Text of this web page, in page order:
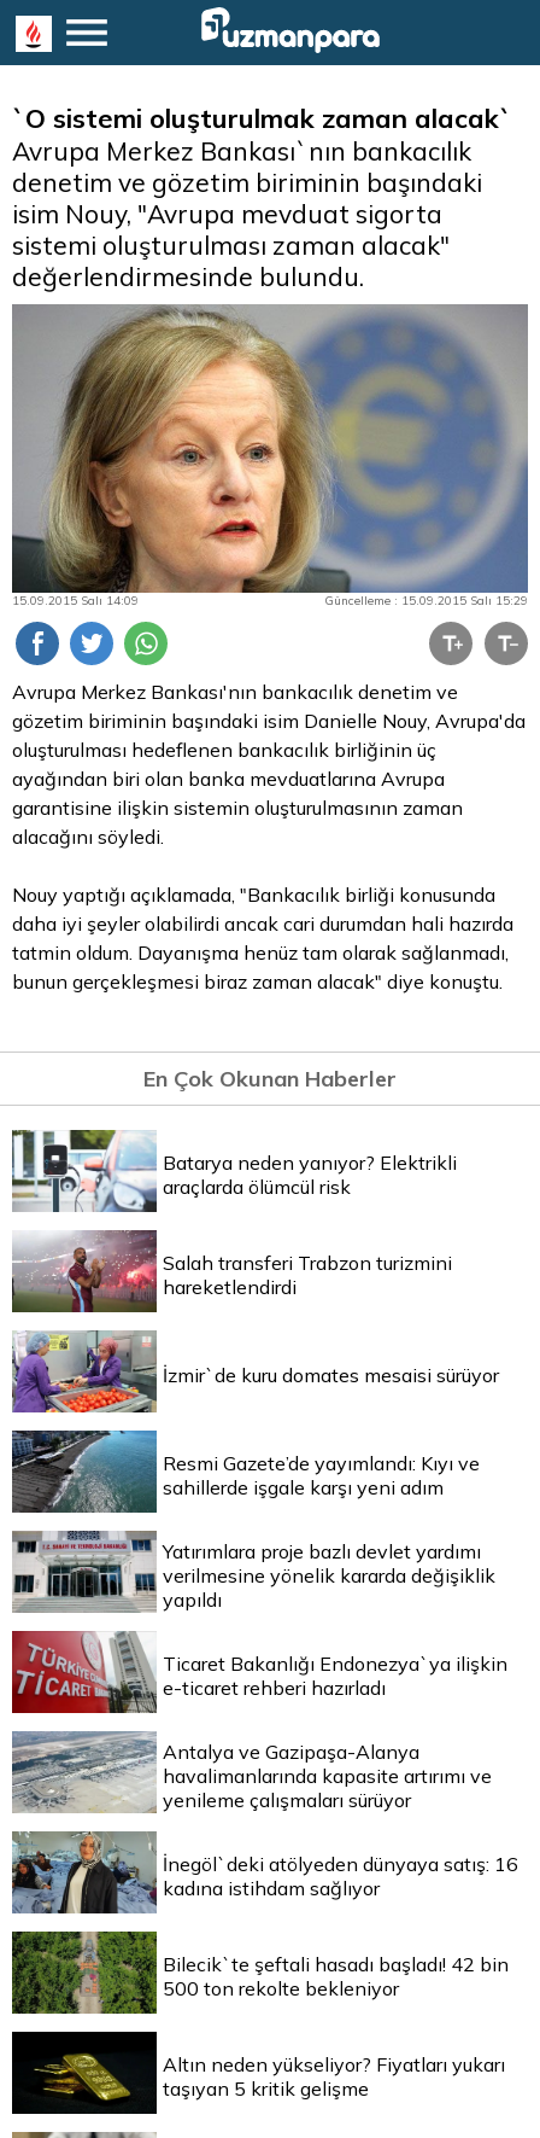
`O sistemi oluşturulmak zaman alacak`
Avrupa Merkez Bankası`nın bankacılık
denetim ve gözetim biriminin başındaki
isim Nouy, "Avrupa mevduat sigorta
sistemi oluşturulması zaman alacak"
değerlendirmesinde bulundu.
15.09.2015 Salı 14:09 Güncelleme : 15.09.2015 Salı 15:29
Avrupa Merkez Bankası'nın bankacılık denetim ve
gözetim biriminin başındaki isim Danielle Nouy, Avrupa'da
oluşturulması hedeflenen bankacılık birliğinin üç
ayağından biri olan banka mevduatlarına Avrupa
garantisine ilişkin sistemin oluşturulmasının zaman
alacağını söyledi.
Nouy yaptığı açıklamada, "Bankacılık birliği konusunda
daha iyi şeyler olabilirdi ancak cari durumdan hali hazırda
tatmin oldum. Dayanışma henüz tam olarak sağlanmadı,
bunun gerçekleşmesi biraz zaman alacak" diye konuştu.
En Çok Okunan Haberler
Batarya neden yanıyor? Elektrikli
araçlarda ölümcül risk
Salah transferi Trabzon turizmini
hareketlendirdi
İzmir`de kuru domates mesaisi sürüyor
Resmi Gazete’de yayımlandı: Kıyı ve
sahillerde işgale karşı yeni adım
Yatırımlara proje bazlı devlet yardımı
verilmesine yönelik kararda değişiklik
yapıldı
Ticaret Bakanlığı Endonezya`ya ilişkin
e-ticaret rehberi hazırladı
Antalya ve Gazipaşa-Alanya
havalimanlarında kapasite artırımı ve
yenileme çalışmaları sürüyor
İnegöl`deki atölyeden dünyaya satış: 16
kadına istihdam sağlıyor
Bilecik`te şeftali hasadı başladı! 42 bin
500 ton rekolte bekleniyor
Altın neden yükseliyor? Fiyatları yukarı
taşıyan 5 kritik gelişme